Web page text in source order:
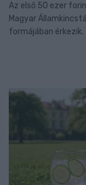
Az első 50 ezer
Magyar
formájában érkezik.